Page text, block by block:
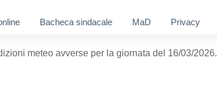
Bacheca sindacale MaD Privacy
meteo avverse per la giornata del 16/03/2026.